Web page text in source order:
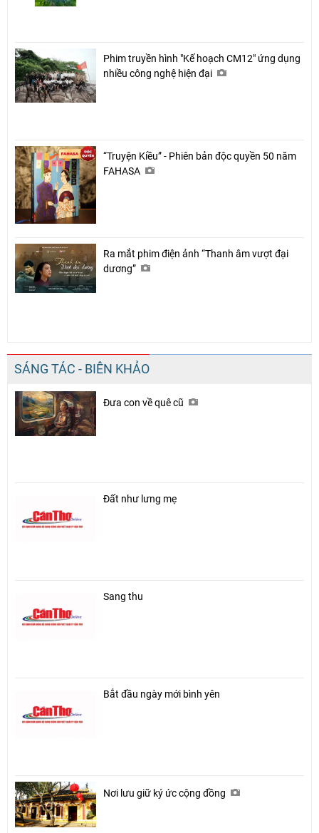
Phim truyền hình "Kế hoạch CM12" ứng dụng
nhiều công nghệ hiện đại
“Truyện Kiều” - Phiên bản độc quyền 50 năm
FAHASA
Ra mắt phim điện ảnh “Thanh âm vượt đại
dương”
SÁNG TÁC - BIÊN KHẢO
Đưa con về quê cũ
Đất như lưng mẹ
Sang thu
Bắt đầu ngày mới bình yên
Nơi lưu giữ ký ức cộng đồng